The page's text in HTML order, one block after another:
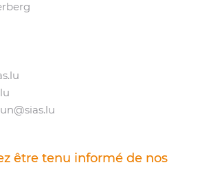
être tenu informé de nos